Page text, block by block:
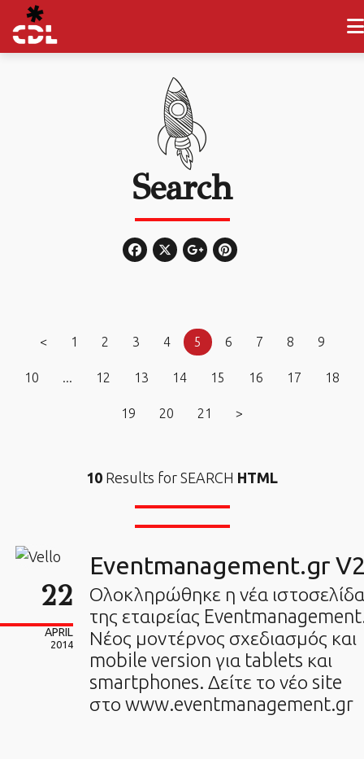
Search
< 1 2 3 4 5 6 7 8 9
10 ... 12 13 14 15 16 17 18
19 20 21 >
10 Results for SEARCH HTML
22
APRIL
2014
Eventmanagement.gr
Ολοκληρώθηκε η νέα ιστοσελίδα
της εταιρείας
Νέος μοντέρνος σχεδιασμός και
mobile version για tablets και
smartphones. Δείτε το νέο site
στο www.eventmanagement.gr